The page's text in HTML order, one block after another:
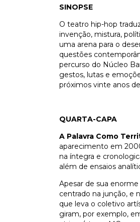
SINOPSE
O teatro hip-hop
invenção, mistura,
uma arena para o
questões
percurso do Núcleo
gestos, lutas e
próximos vinte anos
QUARTA-CAPA
A Palavra Como
aparecimento em
na íntegra e
além de ensaios
Apesar de sua
centrado na junção, e
que leva o coletivo
giram, por exemplo,